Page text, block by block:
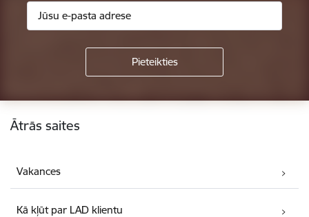
Kājene
Ātrās saites
Vakances
Kā kļūt par LAD klientu